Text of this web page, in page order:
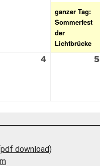
ganzer Tag:
Sommerfest
der
Lichtbrücke
4 5
download)